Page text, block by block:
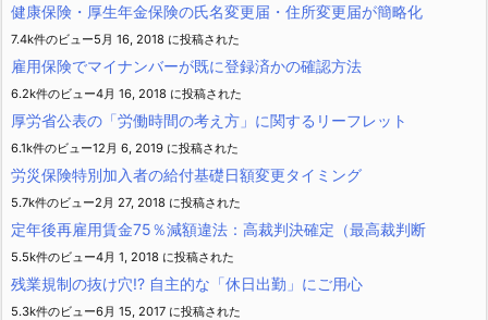
健康保険・厚生年金保険の氏名変更届・住所変更届が簡略化
7.4k件のビュー5月 16, 2018 に投稿された
雇用保険でマイナンバーが既に登録済かの確認方法
6.2k件のビュー4月 16, 2018 に投稿された
厚労省公表の「労働時間の考え方」に関するリーフレット
6.1k件のビュー12月 6, 2019 に投稿された
労災保険特別加入者の給付基礎日額変更タイミング
5.7k件のビュー2月 27, 2018 に投稿された
定年後再雇用賃金75％減額違法：高裁判決確定（最高裁判断
5.5k件のビュー4月 1, 2018 に投稿された
残業規制の抜け穴!? 自主的な「休日出勤」にご用心
5.3k件のビュー6月 15, 2017 に投稿された